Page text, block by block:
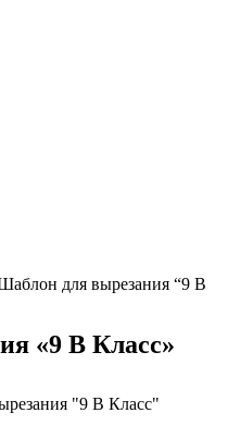
для вырезания “9 В
«9 В Класс»
"9 В Класс"